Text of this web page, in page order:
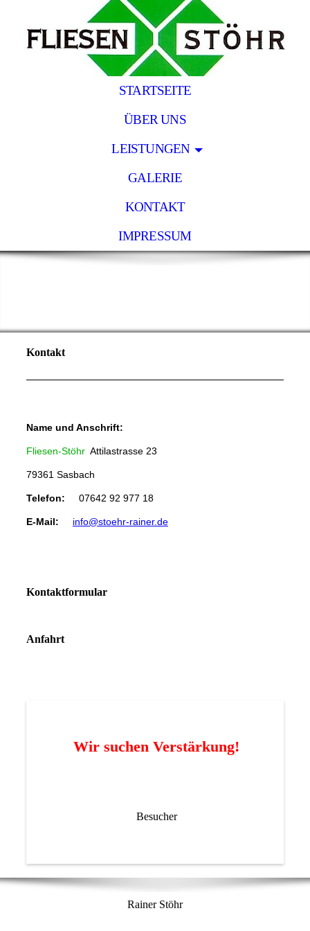
STARTSEITE
ÜBER UNS
LEISTUNGEN
GALERIE
KONTAKT
IMPRESSUM
Kontakt
Name und Anschrift:
Fliesen-StöhrAttilastrasse 23
79361 Sasbach
Telefon: 07642 92 977 18
E-Mail: info@stoehr-rainer.de
Kontaktformular
Anfahrt
Wir suchen Verstärkung!
Besucher
Rainer Stöhr